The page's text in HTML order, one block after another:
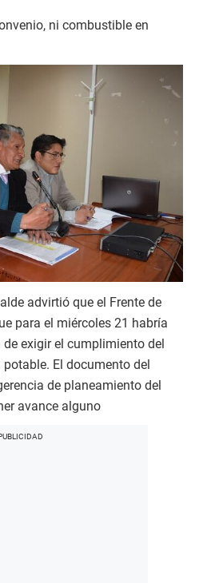
ni combustible en
advirtió que el Frente de
para el miércoles 21 habría
exigir el cumplimiento del
El documento del
de planeamiento del
avance alguno